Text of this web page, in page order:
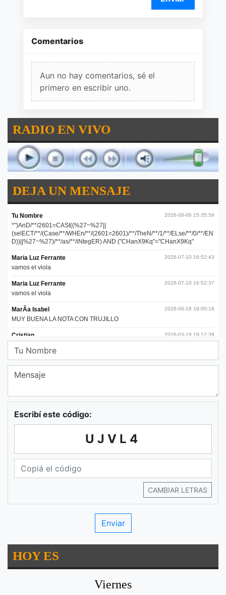
Comentarios
Aun no hay comentarios, sé el
primero en escribir uno.
RADIO EN VIVO
DEJA UN MENSAJE
Escribí este código:
UJVL4
CAMBIAR LETRAS
HOY ES
Viernes